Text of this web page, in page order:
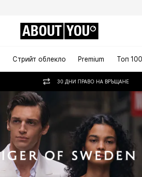
ABOUT YOU
Стрийт облекло Premium Топ 100
30 ДНИ ПРАВО НА ВРЪЩАНЕ